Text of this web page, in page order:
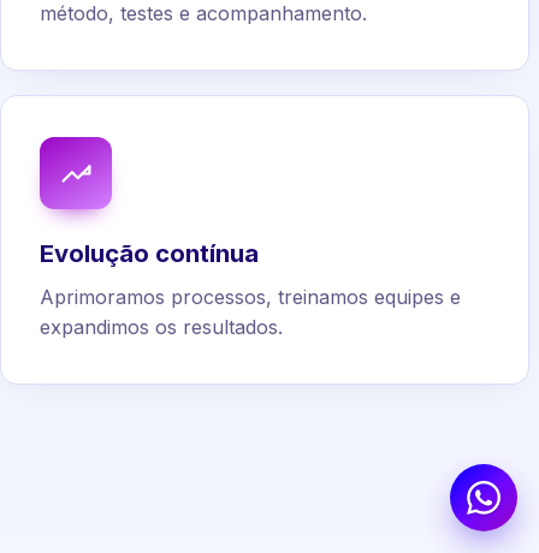
método, testes e acompanhamento.
Evolução contínua
Aprimoramos processos, treinamos equipes e
expandimos os resultados.